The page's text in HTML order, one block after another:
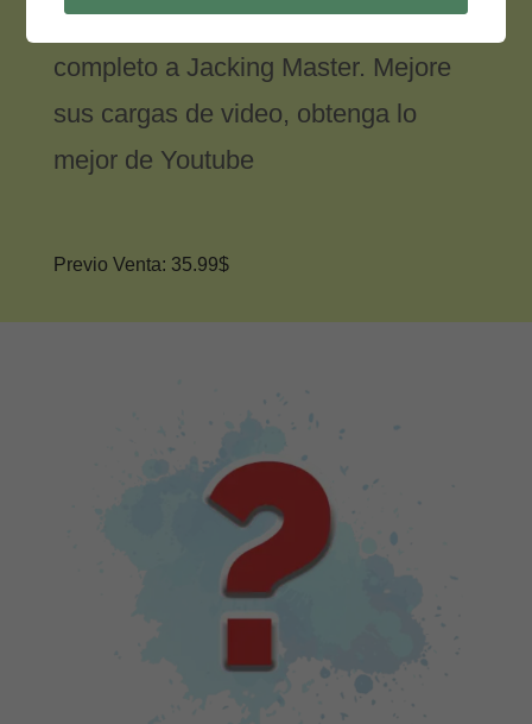
EXCLUSIVE: 15 días de acceso
completo a Jacking Master. Mejore
sus cargas de video, obtenga lo
mejor de Youtube
Previo Venta: 35.99$